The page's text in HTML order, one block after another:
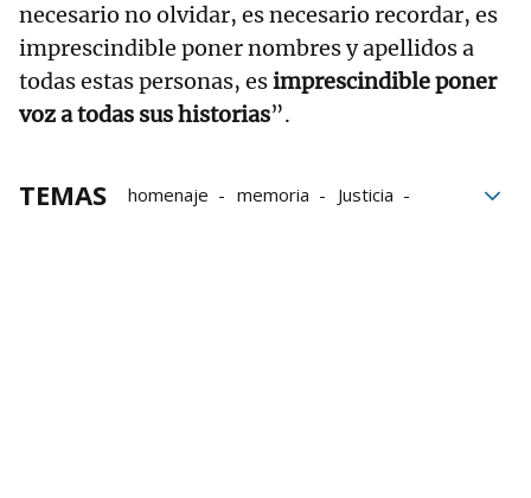
necesario no olvidar, es necesario recordar, es
imprescindible poner nombres y apellidos a
todas estas personas, esimprescindible poner
voz a todas sus historias”.
TEMAS homenaje memoria
Justicia